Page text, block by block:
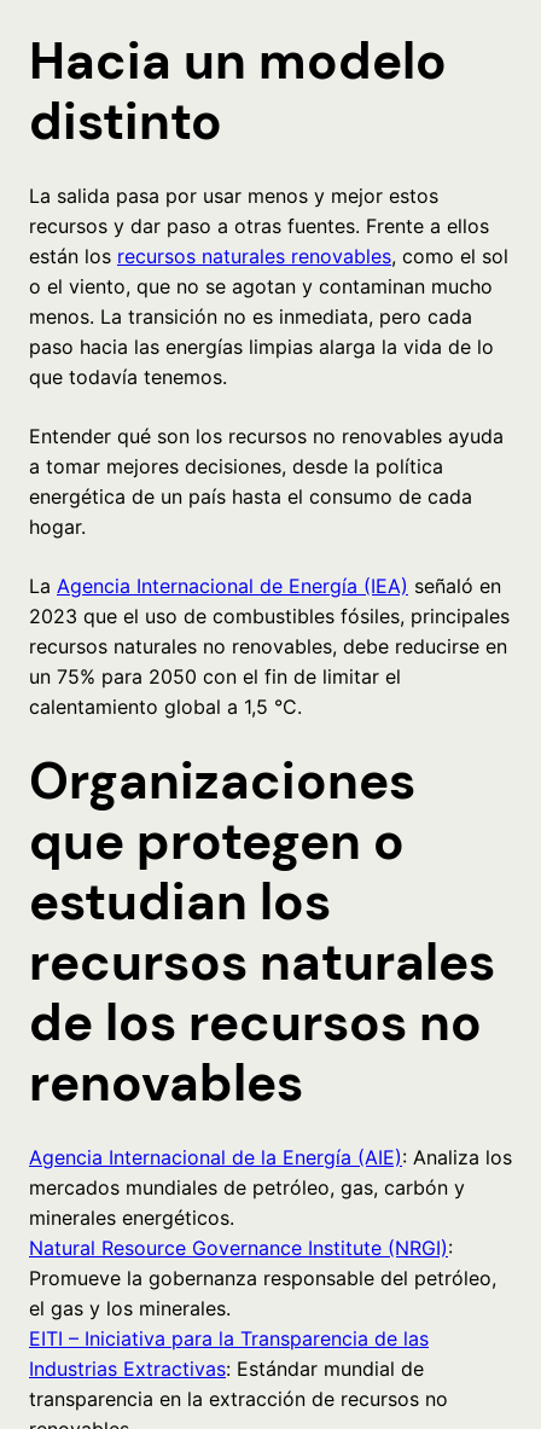
Hacia un modelo
distinto
La salida pasa por usar menos y mejor estos
recursos y dar paso a otras fuentes. Frente a ellos
están los recursos naturales renovables, como el sol
o el viento, que no se agotan y contaminan mucho
menos. La transición no es inmediata, pero cada
paso hacia las energías limpias alarga la vida de lo
que todavía tenemos.
Entender qué son los recursos no renovables ayuda
a tomar mejores decisiones, desde la política
energética de un país hasta el consumo de cada
hogar.
La Agencia Internacional de Energía (IEA) señaló en
2023 que el uso de combustibles fósiles, principales
recursos naturales no renovables, debe reducirse en
un 75% para 2050 con el fin de limitar el
calentamiento global a 1,5 °C.
Organizaciones
que protegen o
estudian los
recursos naturales
de los recursos no
renovables
Agencia Internacional de la Energía (AIE): Analiza los
mercados mundiales de petróleo, gas, carbón y
minerales energéticos.
Natural Resource Governance Institute (NRGI):
Promueve la gobernanza responsable del petróleo,
el gas y los minerales.
EITI – Iniciativa para la Transparencia de las
Industrias Extractivas: Estándar mundial de
transparencia en la extracción de recursos no